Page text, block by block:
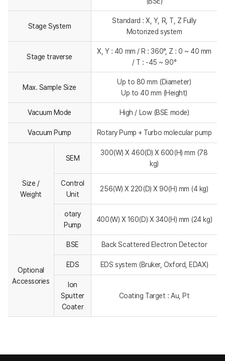
Stage System
Standard : X, Y, R, T, Z Fully
Motorized system
Stage traverse
X, Y : 40 mm / R : 360°, Z : 0 ~ 40 mm
/ T : -45 ~ 90°
Max. Sample Size
Up to 80 mm (Diameter)
Up to 40 mm (Height)
Vacuum Mode High / Low (BSE mode)
Vacuum Pump Rotary Pump + Turbo molecular pump
Size /
Weight
SEM
300(W) X 460(D) X 600(H) mm (78
kg)
Control
Unit
256(W) X 220(D) X 90(H) mm (4 kg)
otary
Pump
400(W) X 160(D) X 340(H) mm (24 kg)
Optional
Accessories
BSE Back Scattered Electron Detector
EDS EDS system (Bruker, Oxford, EDAX)
Ion
Sputter
Coater
Coating Target : Au, Pt